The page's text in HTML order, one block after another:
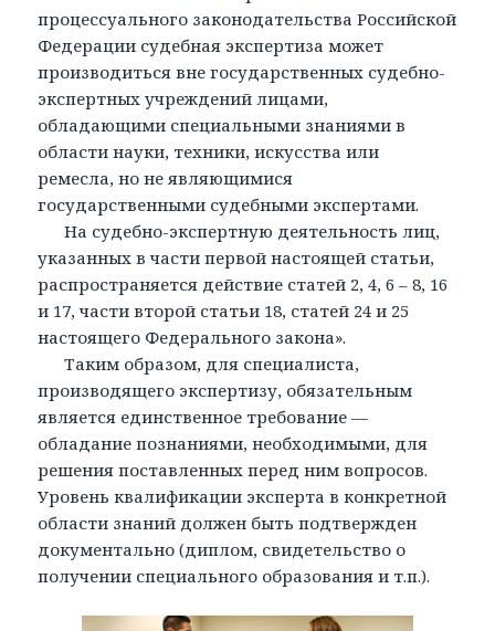
процессуального законодательства Российской
Федерации судебная экспертиза может
производиться вне государственных судебно-
экспертных учреждений лицами,
обладающими специальными знаниями в
области науки, техники, искусства или
ремесла, но не являющимися
государственными судебными экспертами.
На судебно-экспертную деятельность лиц,
указанных в части первой настоящей статьи,
распространяется действие статей 2, 4, 6 – 8, 16
и 17, части второй статьи 18, статей 24 и 25
настоящего Федерального закона».
Таким образом, для специалиста,
производящего экспертизу, обязательным
является единственное требование —
обладание познаниями, необходимыми, для
решения поставленных перед ним вопросов.
Уровень квалификации эксперта в конкретной
области знаний должен быть подтвержден
документально (диплом, свидетельство о
получении специального образования и т.п.).